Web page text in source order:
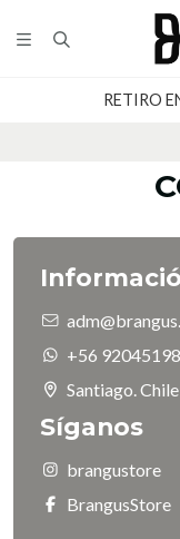
RETIRO
+56
Santiago. Chile
Síganos
brangustore
BrangusStore